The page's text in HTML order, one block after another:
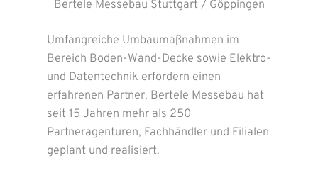
Bertele Messebau Stuttgart / Göppingen
Umfangreiche Umbaumaßnahmen im
Bereich Boden-Wand-Decke sowie Elektro-
und Datentechnik erfordern einen
erfahrenen Partner. Bertele Messebau hat
seit 15 Jahren mehr als 250
Partneragenturen, Fachhändler und Filialen
geplant und realisiert.